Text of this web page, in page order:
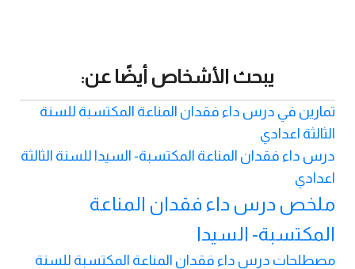
يبحث الأشخاص أيضًا عن:
تمارين في درس داء فقدان المناعة المكتسبة للسنة
الثالثة اعدادي
درس داء فقدان المناعة المكتسبة- السيدا للسنة الثالثة
اعدادي
ملخص درس داء فقدان المناعة
المكتسبة- السيدا
مصطلحات درس داء فقدان المناعة المكتسبة للسنة